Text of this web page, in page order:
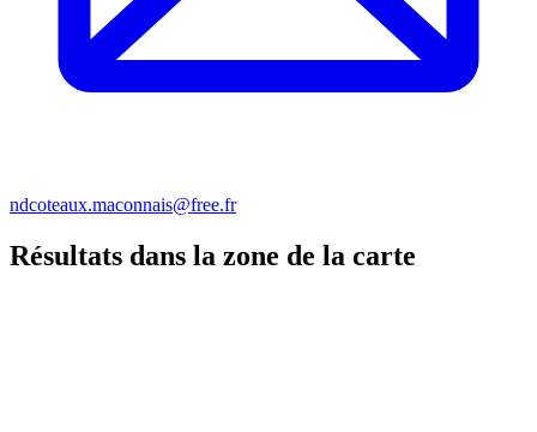
ndcoteaux.maconnais@free.fr
Résultats dans la zone de la carte